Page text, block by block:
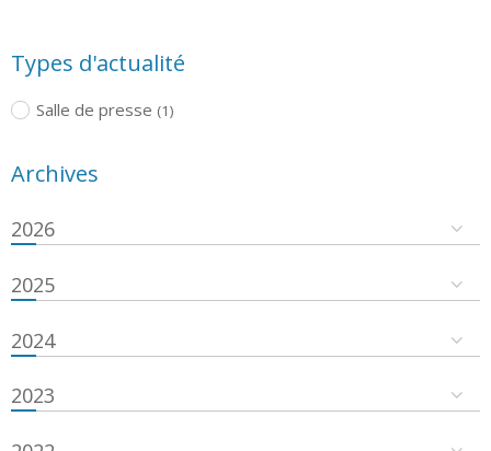
Types d'actualité
Salle de presse (1)
Archives
2026
2025
2024
2023